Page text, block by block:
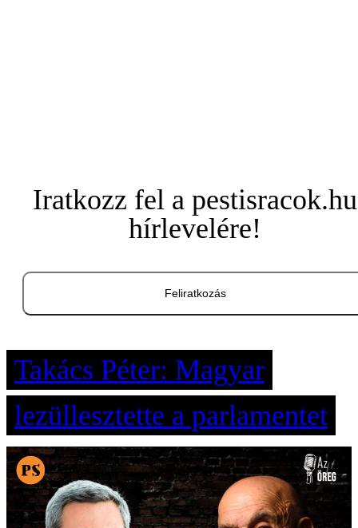
Iratkozz fel a pestisracok.hu
hírlevelére!
Feliratkozás
Takács Péter: Magyar
lezüllesztette a parlamentet